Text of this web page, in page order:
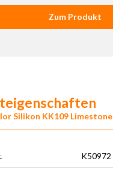
Zum Produkt
Silikon KK109 Limestone
K50972